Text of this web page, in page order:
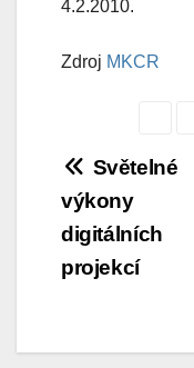
4.2.2010.
Zdroj MKCR
pro
Světelné
výkony
digitálních
projekcí